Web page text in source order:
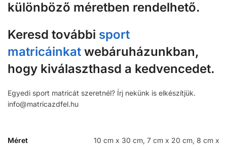
különböző méretben rendelhető.
Keresd további sport
matricáinkat webáruházunkban,
hogy kiválaszthasd a kedvencedet.
Egyedi sport matricát szeretnél? Írj nekünk is elkészítjük.
info@matricazdfel.hu
Méret
10 cm x 30 cm, 7 cm x 20 cm, 8 cm x